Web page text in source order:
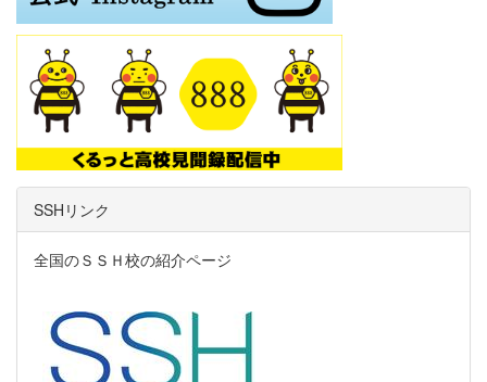
SSHリンク
全国のＳＳＨ校の紹介ページ